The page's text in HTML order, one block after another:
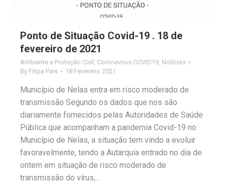
Ponto de Situação Covid-19 . 18 de
fevereiro de 2021
Ambiente e Proteção Civil Coronavirus COVID19 Notícias
By Filipa Pais 18 Fevereiro 2021
Município de Nelas entra em risco moderado de
transmissão Segundo os dados que nos são
diariamente fornecidos pelas Autoridades de Saúde
Pública que acompanham a pandemia Covid-19 no
Município de Nelas, a situação tem vindo a evoluir
favoravelmente, tendo a Autarquia entrado no dia de
ontem em situação de risco moderado de
transmissão do vírus,…